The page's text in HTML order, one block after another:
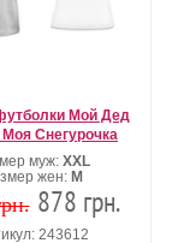
Мой Дед
Снегурочка
муж: XXL
жен: M
878 грн.
243612